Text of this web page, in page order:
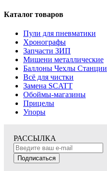
Каталог товаров
Пули для пневматики
Хронографы
Запчасти ЗИП
Мишени металлические
Баллоны Чехлы Станции
Всё для чистки
Замена SCATT
Обоймы-магазины
Прицелы
Упоры
РАССЫЛКА
Подписаться